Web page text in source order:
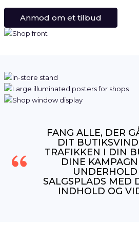
Anmod om et tilbud
FANG ALLE, DER
DIT
TRAFIKKEN I DIN
DINE
SALGSPLADS MED
INDHOLD OG